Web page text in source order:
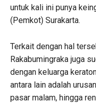
untuk kali ini punya
(Pemkot) Surakarta.
Terkait dengan hal
Rakabumingraka juga
dengan keluarga
antara lain adalah
pasar malam, hingga